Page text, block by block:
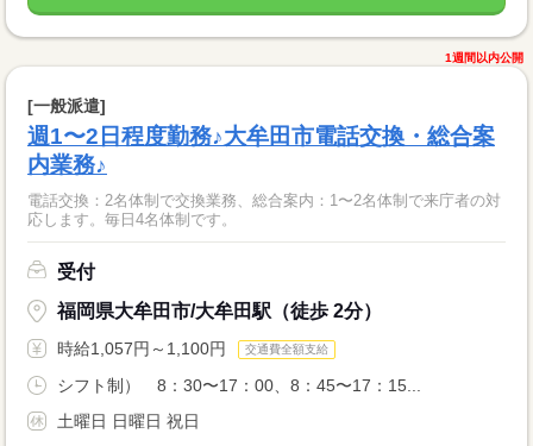
1週間以内公開
[一般派遣]
週1〜2日程度勤務♪大牟田市電話交換・総合案
内業務♪
電話交換：2名体制で交換業務、総合案内：1〜2名体制で来庁者の対
応します。毎日4名体制です。
受付
福岡県大牟田市/大牟田駅（徒歩 2分）
時給1,057円～1,100円 交通費全額支給
シフト制） 8：30〜17：00、8：45〜17：15...
土曜日 日曜日 祝日